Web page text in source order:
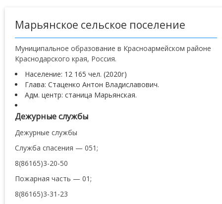
Марьянское сельское поселение
Муниципальное образование в Красноармейском районе
Краснодарского края, Россия.
Население: 12 165 чел. (2020г)
Глава: Стаценко Антон Владиславович.
Адм. центр: станица Марьянская.
Дежурные службы
Дежурные службы
Служба спасения — 051;
8(86165)3-20-50
Пожарная часть — 01;
8(86165)3-31-23